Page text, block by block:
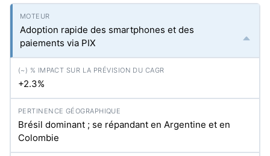
Adoption rapide des smartphones et des
paiements via PIX
+2.3%
Brésil dominant ; se répandant en Argentine et en
Colombie